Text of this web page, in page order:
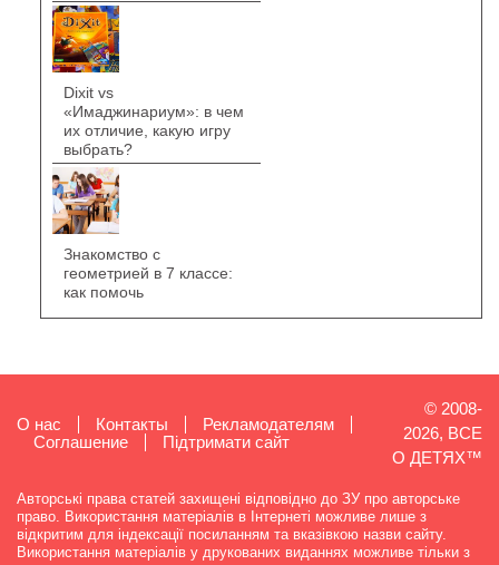
Dixit vs
«Имаджинариум»: в чем
их отличие, какую игру
выбрать?
Знакомство с
геометрией в 7 классе:
как помочь
О нас Контакты
Рекламодателям
Cоглашение
Підтримати сайт
© 2008-
2026, ВСЕ
О ДЕТЯХ™
Авторські права статей захищені відповідно до ЗУ про авторське
право. Використання матеріалів в Інтернеті можливе лише з
відкритим для індексації посиланням та вказівкою назви сайту.
Використання матеріалів у друкованих виданнях можливе тільки з